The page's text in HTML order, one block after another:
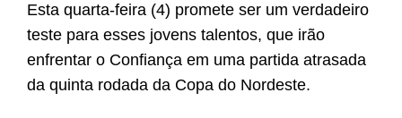
Esta quarta-feira (4) promete ser um verdadeiro
teste para esses jovens talentos, que irão
enfrentar o Confiança em uma partida atrasada
da quinta rodada da Copa do Nordeste.